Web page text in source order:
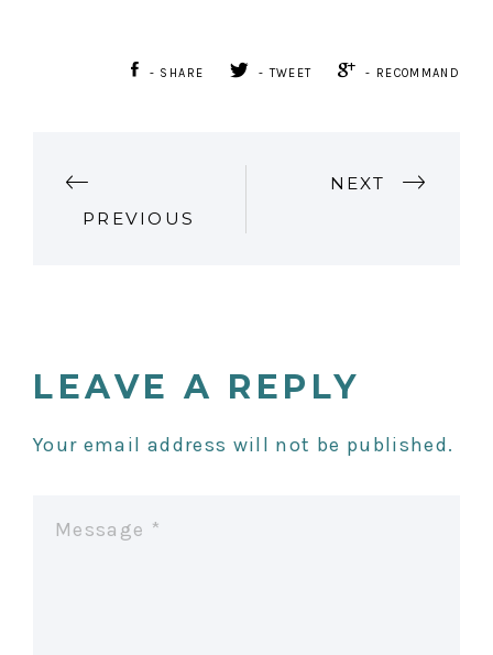
- SHARE - TWEET - RECOMMAND
P
N
A
V
PREVIOUS
NEXT
LEAVE A REPLY
Your email address will not be published.